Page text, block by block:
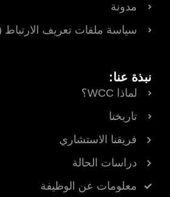
مدونة
سياسة ملفات تعريف الارتباط
نبذة عنا:
لماذا WCC؟
تاريخنا
فريقنا الاستشاري
دراسات الحالة
معلومات عن الوظيفة